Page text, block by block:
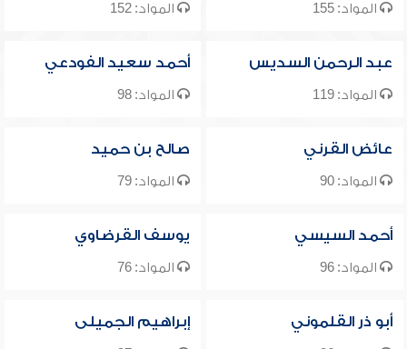
المواد: 155 المواد: 152
عبد الرحمن السديس
المواد: 119
أحمد سعيد الفودعي
المواد: 98
عائض القرني
المواد: 90
صالح بن حميد
المواد: 79
أحمد السيسي
المواد: 96
يوسف القرضاوي
المواد: 76
أبو ذر القلموني إبراهيم الجميلى